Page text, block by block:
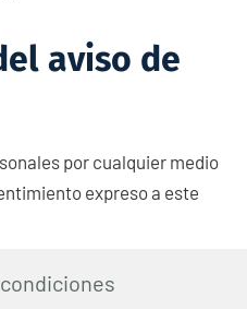
aviso de
por cualquier medio
expreso a este